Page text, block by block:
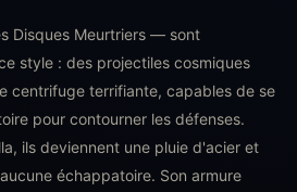
Disques Meurtriers — sont
style : des projectiles cosmiques
centrifuge terrifiante, capables de se
pour contourner les défenses.
ils deviennent une pluie d'acier et
échappatoire. Son armure